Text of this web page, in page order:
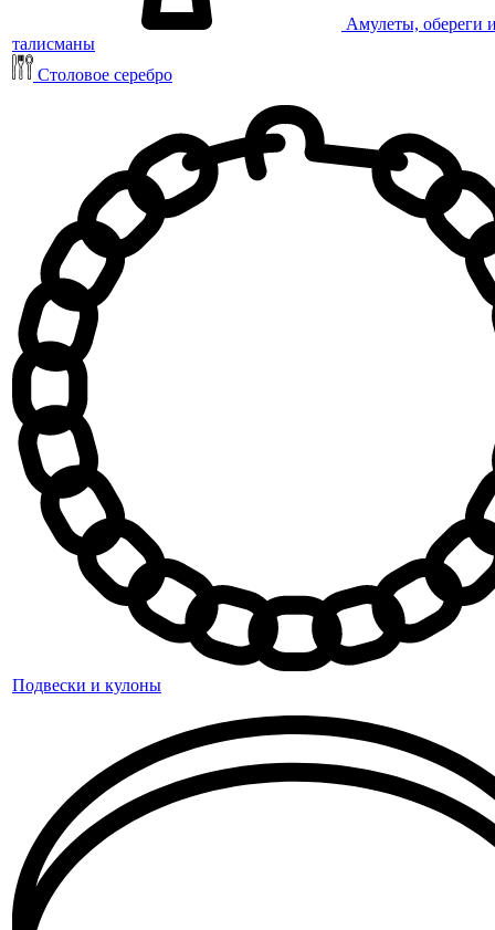
Амулеты, обереги
талисманы
Столовое серебро
Подвески и кулоны